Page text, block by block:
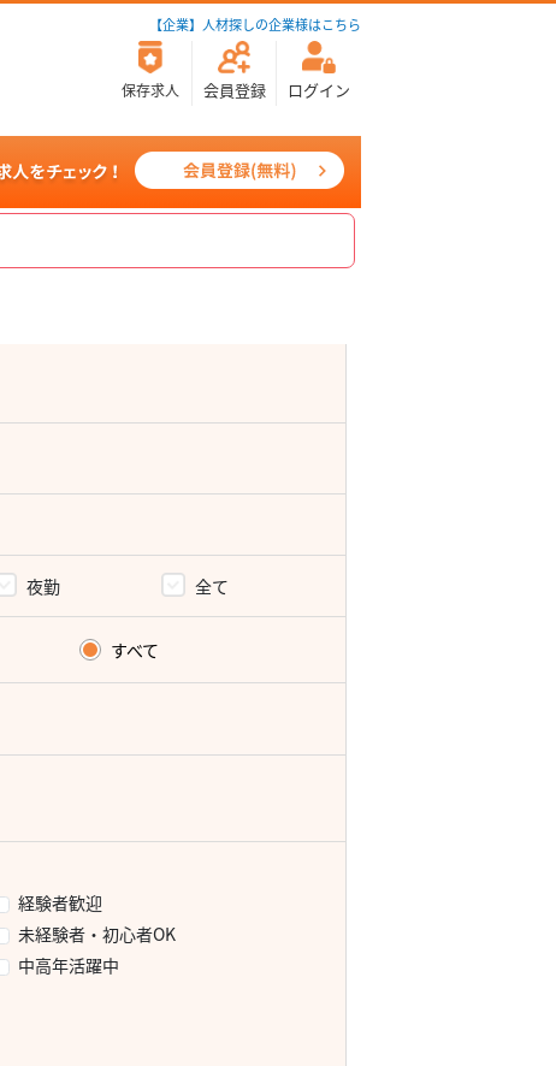
【企業】人材探しの企業様はこちら
保存求人 会員登録 ログイン
夜勤 全て
すべて
経験者歓迎
未経験者・初心者OK
中高年活躍中